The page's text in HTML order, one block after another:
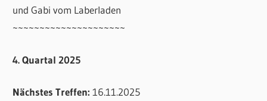
und Gabi vom Laberladen
~~~~~~~~~~~~~~~~~~~~~
4. Quartal 2025
Nächstes Treffen:16.11.2025